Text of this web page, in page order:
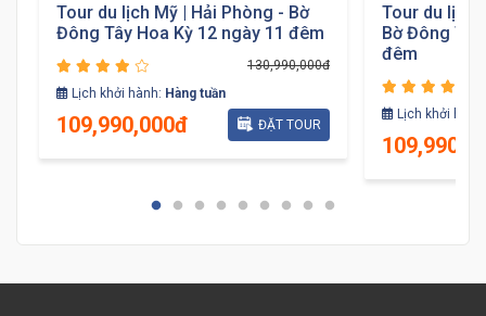
Tour du lịch Mỹ | Hải Phòng - Bờ
Đông Tây Hoa Kỳ 12 ngày 11 đêm
130,990,000đ
Lịch khởi hành: Hàng tuần
109,990,000đ ĐẶT TOUR
Tour du lịch
Bờ Đông
đêm
Lịch khởi